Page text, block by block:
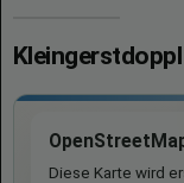
Diese Karte wird